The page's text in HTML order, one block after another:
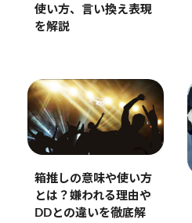
使い方、言い換え表現
を解説
箱推しの意味や使い方
とは？嫌われる理由や
DDとの違いを徹底解